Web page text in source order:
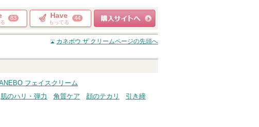
83 Have
もってる
44
ショッピングサイト
へ
カネボウ ザ クリームページの先頭へ
フェイスクリーム
肌のハリ・弾力 角質ケア 顔のテカリ
引き締